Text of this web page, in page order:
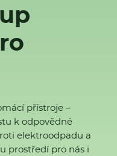
přístroje –
k odpovědné
elektroodpadu a
prostředí pro nás i